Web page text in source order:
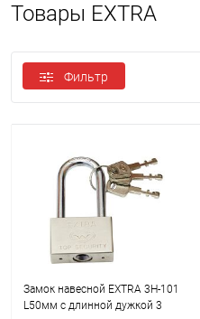
Товары EXTRA
Фильтр
Замок навесной EXTRA 3H-101
L50мм с длинной дужкой 3